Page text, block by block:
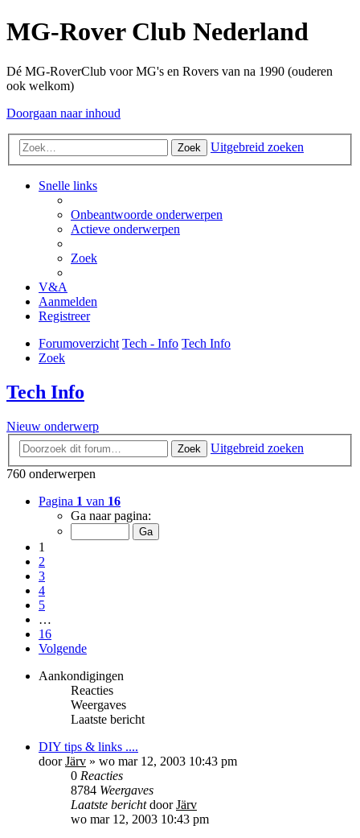
MG-Rover Club Nederland
Dé MG-RoverClub voor MG's en Rovers van na 1990 (ouderen
ook welkom)
Doorgaan naar inhoud
Zoek Uitgebreid zoeken
Snelle links
Onbeantwoorde onderwerpen
Actieve onderwerpen
Zoek
V&A
Aanmelden
Registreer
Forumoverzicht Tech - Info Tech Info
Zoek
Tech Info
Nieuw onderwerp
Zoek
Uitgebreid zoeken
760 onderwerpen
Pagina 1 van 16
Ga naar pagina:
1
2
3
4
5
…
16
Volgende
Aankondigingen
Reacties
Weergaves
Laatste bericht
DIY tips & links ....
doorJärv » wo mar 12, 2003 10:43 pm
0 Reacties
8784 Weergaves
Laatste berichtdoorJärv
wo mar 12, 2003 10:43 pm